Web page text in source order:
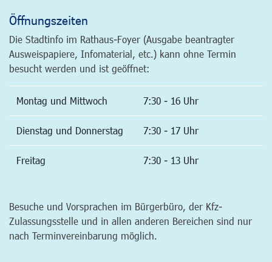
Öffnungszeiten
Die Stadtinfo im Rathaus-Foyer (Ausgabe beantragter
Ausweispapiere, Infomaterial, etc.) kann ohne Termin
besucht werden und ist geöffnet:
Montag und Mittwoch 7:30 - 16 Uhr
Dienstag und Donnerstag 7:30 - 17 Uhr
Freitag 7:30 - 13 Uhr
Besuche und Vorsprachen im Bürgerbüro, der Kfz-
Zulassungsstelle und in allen anderen Bereichen sind nur
nach Terminvereinbarung möglich.